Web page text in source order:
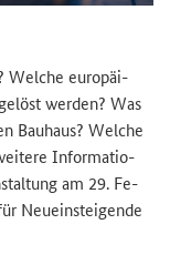
Wel­che eu­ro­päi­
wer­den? Was
Bau­haus? Wel­che
In­for­ma­tio­
am 29. Fe­
Neu­ein­stei­gen­de